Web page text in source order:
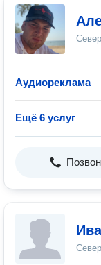
Аудиореклама
Ещё 6 услуг